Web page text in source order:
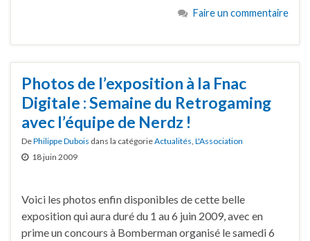
Faire un commentaire
Photos de l’exposition à la Fnac
Digitale : Semaine du Retrogaming
avec l’équipe de Nerdz !
DePhilippe Dubois dans la catégorieActualités L'Association
18 juin 2009
Voici les photos enfin disponibles de cette belle
exposition qui aura duré du 1 au 6 juin 2009, avec en
prime un concours à Bomberman organisé le samedi 6